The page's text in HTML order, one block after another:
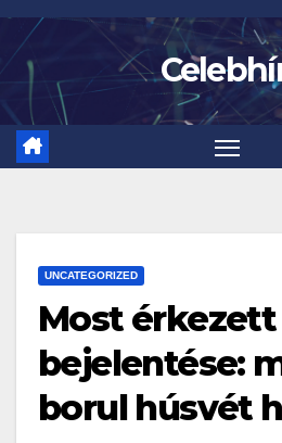
Skip
content
UNCATEGORIZED
Most érkezett
bejelentése:
borul húsvét